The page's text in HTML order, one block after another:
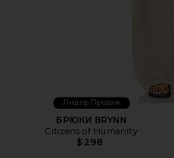
Лидер Продаж
БРЮКИ BRYNN
Citizens of Humanity
$298